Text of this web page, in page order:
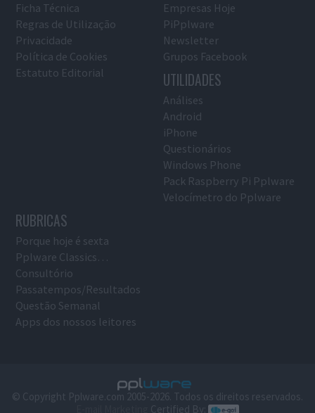
Ficha Técnica
Regras de Utilização
Privacidade
Política de Cookies
Estatuto Editorial
Empresas Hoje
PiPplware
Newsletter
Grupos Facebook
UTILIDADES
Análises
Android
iPhone
Questionários
Windows Phone
Pack Raspberry Pi Pplware
Velocímetro do Pplware
RUBRICAS
Porque hoje é sexta
Pplware Classics…
Consultório
Passatempos/Resultados
Questão Semanal
Apps dos nossos leitores
© Copyright Pplware.com 2005-2026. Todos os direitos reservados.
Certified By: